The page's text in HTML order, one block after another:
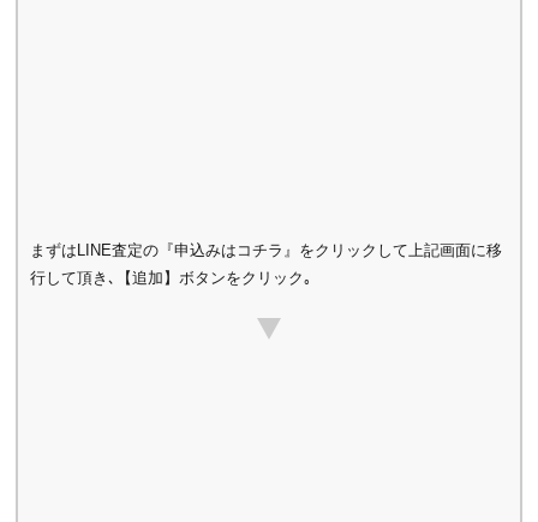
まずはLINE査定の『申込みはコチラ』をクリックして上記画面に移
行して頂き､【追加】ボタンをクリック｡